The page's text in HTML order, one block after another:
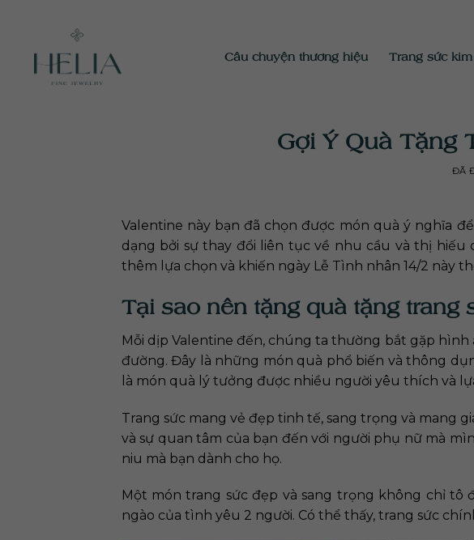
dung
Câu chuyện thương hiệu Trang sức
Gợi Ý Quà Tặng
ĐÃ
Valentine này bạn đã chọn được món quà ý nghĩa
dạng bởi sự thay đổi liên tục về nhu cầu và thị
thêm lựa chọn và khiến ngày Lễ Tình nhân 14/2 này
Tại sao nên tặng quà tặng trang
Mỗi dịp Valentine đến, chúng ta thường bắt gặp
đường. Đây là những món quà phổ biến và thông
là món quà lý tưởng được nhiều người yêu thích và
Trang sức mang vẻ đẹp tinh tế, sang trọng và mang
và sự quan tâm của bạn đến với người phụ nữ mà
niu mà bạn dành cho họ.
Một món trang sức đẹp và sang trọng không chỉ
ngào của tình yêu 2 người. Có thể thấy, trang sức